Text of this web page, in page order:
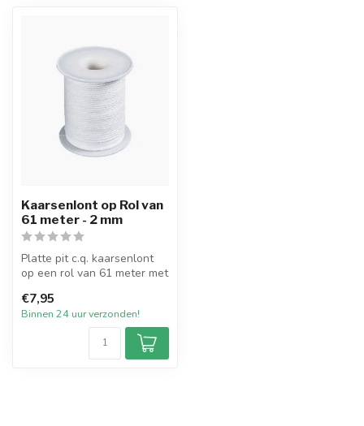
Kaarsenlont op Rol van
61 meter - 2 mm
Platte pit c.q. kaarsenlont
op een rol van 61 meter met
€7,95
Binnen 24 uur verzonden!